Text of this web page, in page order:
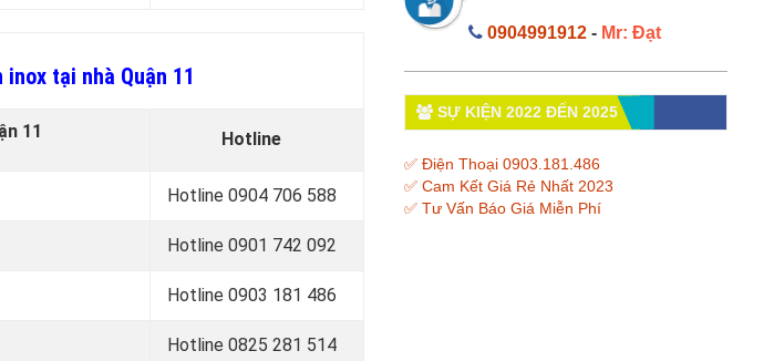
tại nhà Quận 11
11 Hotline
Hotline 0904 706 588
Hotline 0901 742 092
Hotline 0903 181 486
Hotline 0825 281 514
0904991912 - Mr: Đạt
SỰ KIỆN 2022 ĐẾN 2025
✅ Điện Thoại 0903.181.486
✅ Cam Kết Giá Rẻ Nhất 2023
✅ Tư Vấn Báo Giá Miễn Phí